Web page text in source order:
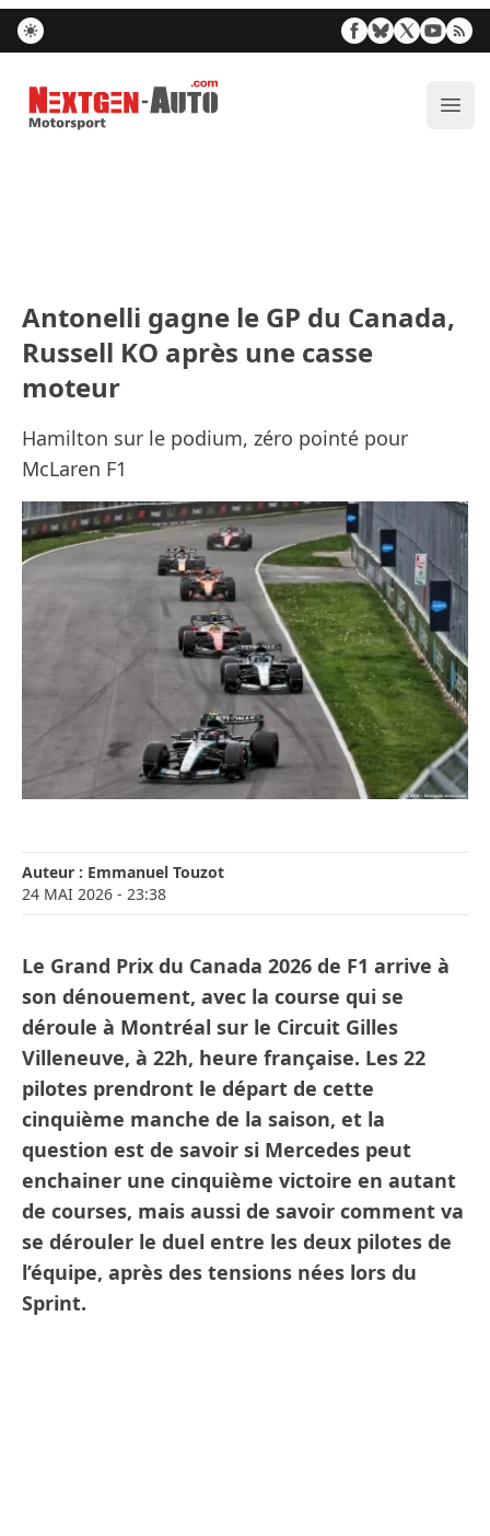
Nextgen-Auto.com
Antonelli gagne le GP du Canada,
Russell KO après une casse
moteur
Hamilton sur le podium, zéro pointé pour
McLaren F1
Auteur : Emmanuel Touzot
24 MAI 2026 - 23:38
Le Grand Prix du Canada 2026 de F1 arrive à
son dénouement, avec la course qui se
déroule à Montréal sur le Circuit Gilles
Villeneuve, à 22h, heure française. Les 22
pilotes prendront le départ de cette
cinquième manche de la saison, et la
question est de savoir si Mercedes peut
enchainer une cinquième victoire en autant
de courses, mais aussi de savoir comment va
se dérouler le duel entre les deux pilotes de
l’équipe, après des tensions nées lors du
Sprint.